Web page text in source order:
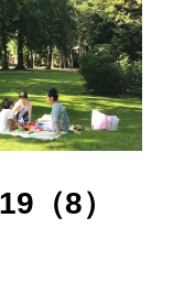
（8）